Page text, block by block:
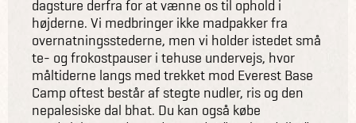
dagsture derfra for at vænne os til ophold i
højderne. Vi medbringer ikke madpakker fra
overnatningsstederne, men vi holder istedet små
te- og frokostpauser i tehuse undervejs, hvor
måltiderne langs med trekket mod Everest Base
Camp oftest består af stegte nudler, ris og den
nepalesiske dal bhat. Du kan også købe